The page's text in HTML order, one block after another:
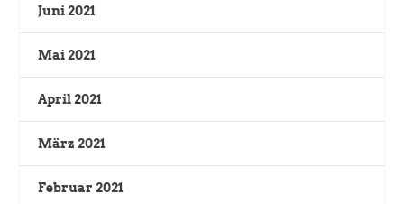
Juni 2021
Mai 2021
April 2021
März 2021
Februar 2021